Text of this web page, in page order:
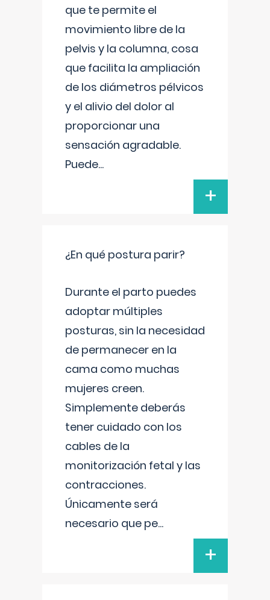
que te permite el
movimiento libre de la
pelvis y la columna, cosa
que facilita la ampliación
de los diámetros pélvicos
y el alivio del dolor al
proporcionar una
sensación agradable.
Puede...
+
¿En qué postura parir?
Durante el parto puedes
adoptar múltiples
posturas, sin la necesidad
de permanecer en la
cama como muchas
mujeres creen.
Simplemente deberás
tener cuidado con los
cables de la
monitorización fetal y las
contracciones.
Únicamente será
necesario que pe...
+